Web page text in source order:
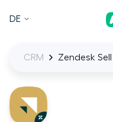
DE
CRM Zendesk Sell